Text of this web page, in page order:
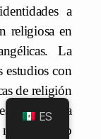
a
religiosa en
La
estudios con
de religión
de pobreza
he valido
ES